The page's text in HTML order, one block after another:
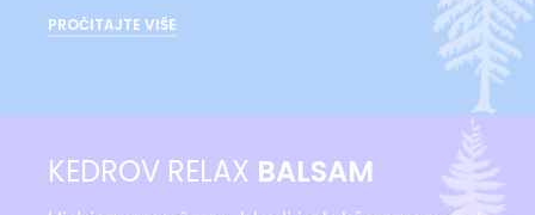
PROČITAJTE VIŠE
KEDROV RELAX BALSAM